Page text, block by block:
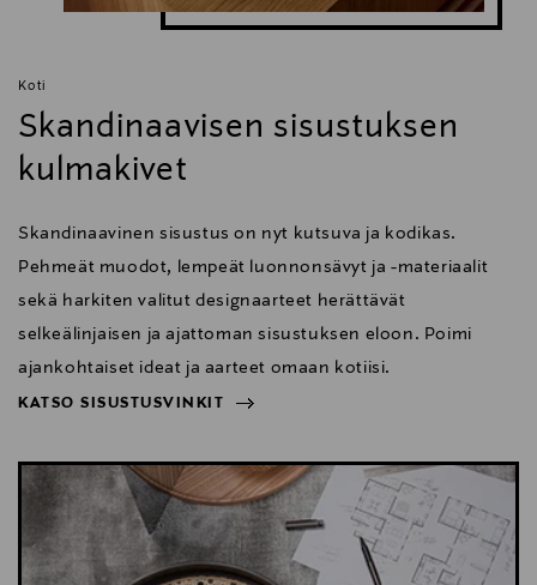
Koti
Skandinaavisen sisustuksen
kulmakivet
Skandinaavinen sisustus on nyt kutsuva ja kodikas.
Pehmeät muodot, lempeät luonnonsävyt ja -materiaalit
sekä harkiten valitut designaarteet herättävät
selkeälinjaisen ja ajattoman sisustuksen eloon. Poimi
ajankohtaiset ideat ja aarteet omaan kotiisi.
KATSO SISUSTUSVINKIT
KATSO SISUSTUSVINKIT